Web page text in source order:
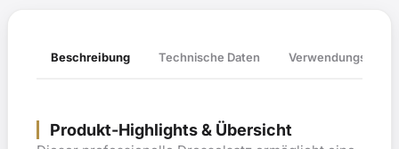
Beschreibung Technische Daten Verwendungsliste
Produkt-Highlights & Übersicht